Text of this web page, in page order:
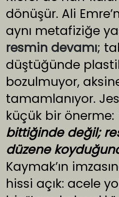
dönüşür. Ali
aynı metafiziğe
resmin devamı;
düştüğünde
bozulmuyor,
tamamlanıyor.
küçük bir önerme:
bittiğinde değil;
düzene
Kaymak’ın
hissi açık: acele